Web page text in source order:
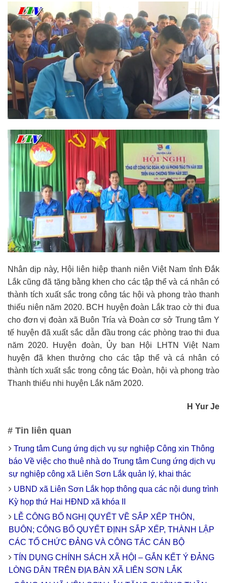
Nhân dịp này, Hội liên hiệp thanh niên Việt Nam tỉnh Đắk
Lắk cũng đã tặng bằng khen cho các tập thể và cá nhân có
thành tích xuất sắc trong công tác hội và phong trào thanh
thiếu niên năm 2020. BCH huyện đoàn Lắk trao cờ thi đua
cho đơn vị đoàn xã Buôn Tría và Đoàn cơ sở Trung tâm Y
tế huyện đã xuất sắc dẫn đầu trong các phòng trao thi đua
năm 2020. Huyện đoàn, Ủy ban Hội LHTN Việt Nam
huyện đã khen thưởng cho các tập thể và cá nhân có
thành tích xuất sắc trong công tác Đoàn, hội và phong trào
Thanh thiếu nhi huyện Lắk năm 2020.
H Yur Je
# Tin liên quan
Trung tâm Cung ứng dịch vụ sự nghiệp Công xin Thông
báo Về việc cho thuê nhà do Trung tâm Cung ứng dịch vụ
sự nghiệp công xã Liên Sơn Lắk quản lý, khai thác
UBND xã Liên Sơn Lắk họp thông qua các nội dung trình
Kỳ họp thứ Hai HĐND xã khóa II
LỄ CÔNG BỐ NGHỊ QUYẾT VỀ SẮP XẾP THÔN,
BUÔN; CÔNG BỐ QUYẾT ĐỊNH SẮP XẾP, THÀNH LẬP
CÁC TỔ CHỨC ĐẢNG VÀ CÔNG TÁC CÁN BỘ
TÍN DỤNG CHÍNH SÁCH XÃ HỘI – GẮN KẾT Ý ĐẢNG
LÒNG DÂN TRÊN ĐỊA BÀN XÃ LIÊN SƠN LẮK